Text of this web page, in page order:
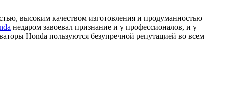
высоким качеством изготовления и продуманностью
недаром завоевал признание и у профессионалов, и у
Honda пользуются безупречной репутацией во всем